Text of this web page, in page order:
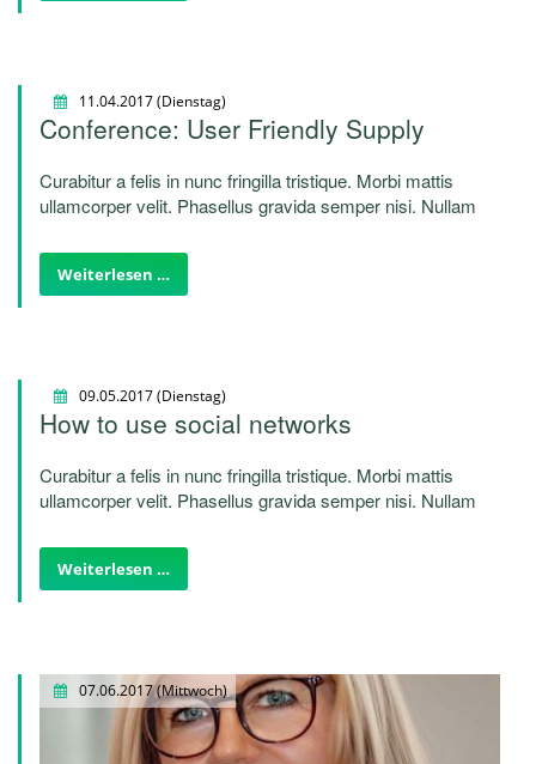
11.04.2017(Dienstag)
Conference: User Friendly Supply
Curabitur a felis in nunc fringilla tristique. Morbi mattis
ullamcorper velit. Phasellus gravida semper nisi. Nullam
eget, semper nec, quam. Sed hendrerit. Morbi ac felis.
Nunc egestas, augue at pellentesque laoreet.
Weiterlesen …
09.05.2017(Dienstag)
How to use social networks
Curabitur a felis in nunc fringilla tristique. Morbi mattis
ullamcorper velit. Phasellus gravida semper nisi. Nullam
eget, semper nec, quam. Sed hendrerit. Morbi ac felis.
Nunc egestas, augue at pellentesque laoreet.
Weiterlesen …
07.06.2017(Mittwoch)